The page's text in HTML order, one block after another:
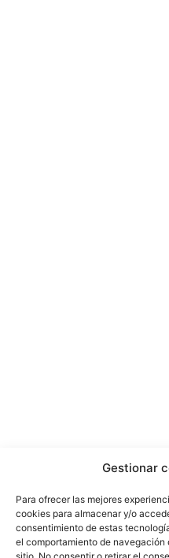
Gestionar
Para ofrecer las mejores
cookies para almacenar y/o
consentimiento de estas
el comportamiento de